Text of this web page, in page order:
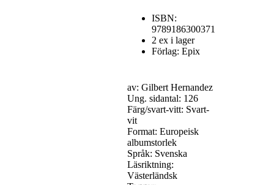
ISBN:
9789186300371
2 ex i lager
Förlag: Epix
av: Gilbert Hernandez
Ung. sidantal: 126
Färg/svart-vitt: Svart-
vit
Format: Europeisk
albumstorlek
Språk: Svenska
Läsriktning:
Västerländsk